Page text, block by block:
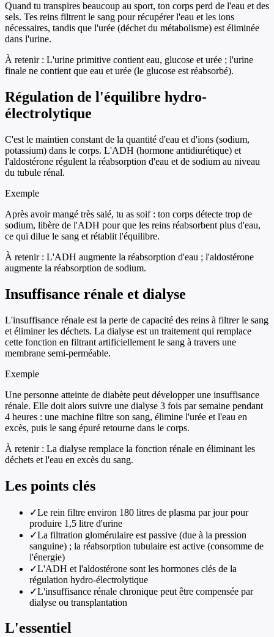
Quand tu transpires beaucoup au sport, ton corps perd de l'eau et des
sels. Tes reins filtrent le sang pour récupérer l'eau et les ions
nécessaires, tandis que l'urée (déchet du métabolisme) est éliminée
dans l'urine.
À retenir : L'urine primitive contient eau, glucose et urée ; l'urine
finale ne contient que eau et urée (le glucose est réabsorbé).
Régulation de l'équilibre hydro-
électrolytique
C'est le maintien constant de la quantité d'eau et d'ions (sodium,
potassium) dans le corps. L'ADH (hormone antidiurétique) et
l'aldostérone régulent la réabsorption d'eau et de sodium au niveau
du tubule rénal.
Exemple
Après avoir mangé très salé, tu as soif : ton corps détecte trop de
sodium, libère de l'ADH pour que les reins réabsorbent plus d'eau,
ce qui dilue le sang et rétablit l'équilibre.
À retenir : L'ADH augmente la réabsorption d'eau ; l'aldostérone
augmente la réabsorption de sodium.
Insuffisance rénale et dialyse
L'insuffisance rénale est la perte de capacité des reins à filtrer le sang
et éliminer les déchets. La dialyse est un traitement qui remplace
cette fonction en filtrant artificiellement le sang à travers une
membrane semi-perméable.
Exemple
Une personne atteinte de diabète peut développer une insuffisance
rénale. Elle doit alors suivre une dialyse 3 fois par semaine pendant
4 heures : une machine filtre son sang, élimine l'urée et l'eau en
excès, puis le sang épuré retourne dans le corps.
À retenir : La dialyse remplace la fonction rénale en éliminant les
déchets et l'eau en excès du sang.
Les points clés
✓Le rein filtre environ 180 litres de plasma par jour pour
produire 1,5 litre d'urine
✓La filtration glomérulaire est passive (due à la pression
sanguine) ; la réabsorption tubulaire est active (consomme de
l'énergie)
✓L'ADH et l'aldostérone sont les hormones clés de la
régulation hydro-électrolytique
✓L'insuffisance rénale chronique peut être compensée par
dialyse ou transplantation
L'essentiel